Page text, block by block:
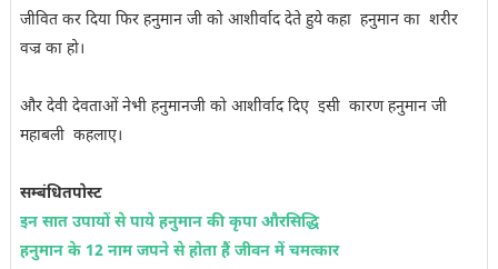
जीवित कर दिया फिर हनुमान जी को आशीर्वाद देते हुये कहा हनुमान का शरीर
वज्र का हो।
और देवी देवताओं नेभी हनुमानजी को आशीर्वाद दिए इसी कारण हनुमान जी
महाबली कहलाए।
सम्बंधितपोस्ट
इन सात उपायों से पाये हनुमान की कृपा औरसिद्धि
हनुमान के 12 नाम जपने से होता हैं जीवन में चमत्कार